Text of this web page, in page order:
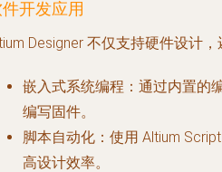
开发应用
Designer 不仅支持硬件设计
嵌入式系统编程 ：通过内置的
编写固件。
脚本自动化 ：使用 Altium
高设计效率。